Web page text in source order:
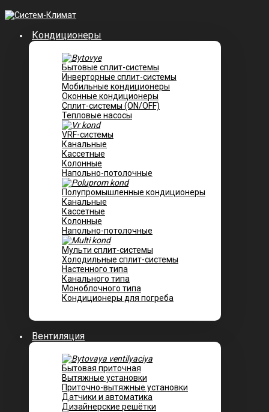
Кондиционеры
Бытовые сплит-системы
Инверторные сплит-системы
Мобильные кондиционеры
Оконные кондиционеры
Сплит-системы (ON/OFF)
Тепловые насосы
VRF-системы
Канальные
Касcетные
Колонные
Напольно-потолочные
Полупромышленные кондиционеры
Канальные
Кассетные
Колонные
Напольно-потолочные
Мульти сплит-системы
Холодильные сплит-системы
Настенного типа
Канального типа
Моноблочного типа
Кондиционеры для погреба
Вентиляция
Бытовая приточная
Вытяжные установки
Приточно-вытяжные установки
Датчики и автоматика
Дизайнерские решётки